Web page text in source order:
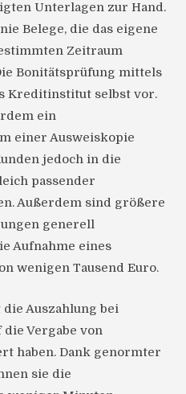
Unterlagen zur Hand.
Belege, die das eigene
Zeitraum
Bonitätsprüfung mittels
Kreditinstitut selbst vor.
ein
einer Ausweiskopie
jedoch in die
passender
Außerdem sind größere
generell
Aufnahme eines
wenigen Tausend Euro.
Auszahlung bei
Vergabe von
haben. Dank genormter
sie die